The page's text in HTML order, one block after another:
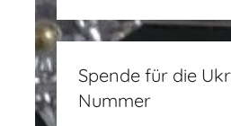
Spende für die
Nummer